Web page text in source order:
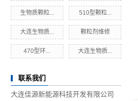
生物质颗粒... 510型颗粒...
大连生物质... 颗粒剂维修
470型环... 大连生物质...
联系我们
大连佳源新能源科技开发有限公司